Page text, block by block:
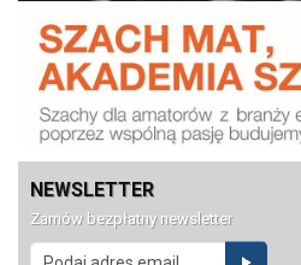
NEWSLETTER
Zamów bezpłatny newsletter